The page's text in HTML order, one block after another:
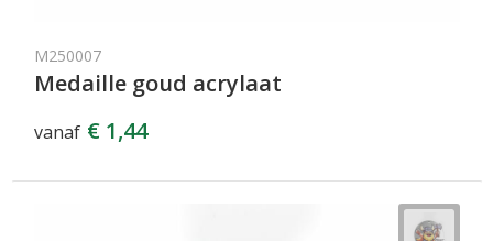
M250007
Medaille goud acrylaat
vanaf € 1,44